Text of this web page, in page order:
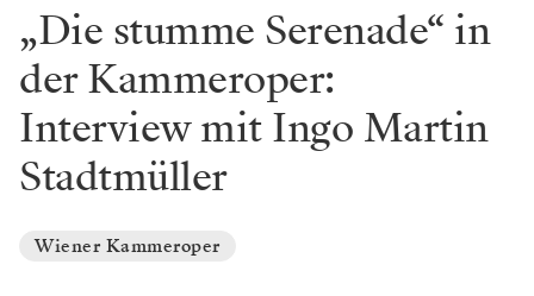
„Die stumme Serenade“ in
der Kammeroper:
Interview mit Ingo Martin
Stadtmüller
Wiener Kammeroper